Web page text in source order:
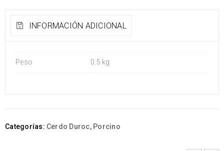
INFORMACIÓN ADICIONAL
Peso 0.5 kg
Categorías: Cerdo Duroc, Porcino